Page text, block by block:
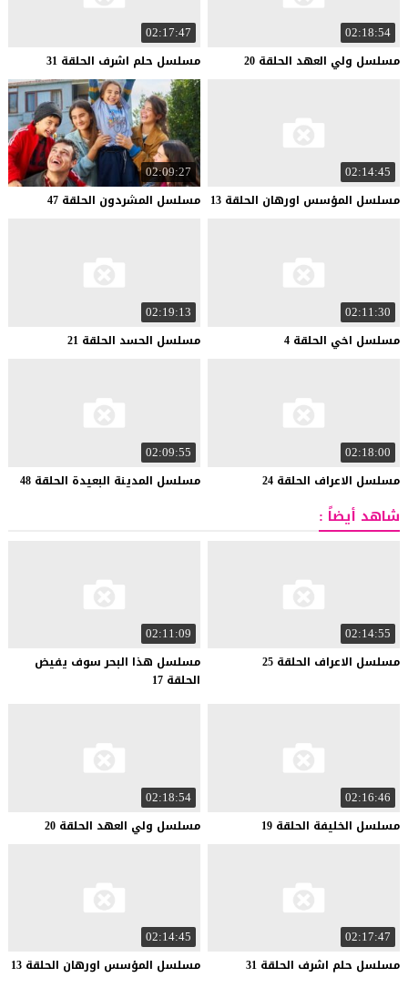
02:18:54
مسلسل ولي العهد الحلقة 20
02:17:47
مسلسل حلم اشرف الحلقة 31
02:14:45
مسلسل المؤسس اورهان الحلقة 13
02:09:27
مسلسل المشردون الحلقة 47
02:11:30
مسلسل اخي الحلقة 4
02:19:13
مسلسل الحسد الحلقة 21
02:18:00
مسلسل الاعراف الحلقة 24
02:09:55
مسلسل المدينة البعيدة الحلقة 48
شاهد أيضاً :
02:14:55
مسلسل الاعراف الحلقة 25
02:11:09
مسلسل هذا البحر سوف يفيض
الحلقة 17
02:16:46
مسلسل الخليفة الحلقة 19
02:18:54
مسلسل ولي العهد الحلقة 20
02:17:47
مسلسل حلم اشرف الحلقة 31
02:14:45
مسلسل المؤسس اورهان الحلقة 13